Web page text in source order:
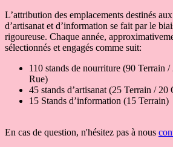
L’attribution des emplacements destinés
d’artisanat et d’information se fait par le
rigoureuse. Chaque année,
sélectionnés et engagés comme suit:
110 stands de nourriture (90 Terrain
Rue)
45 stands d’artisanat (25 Terrain /
15 Stands d’information (15 Terrain)
En cas de question, n'hésitez pas à nous